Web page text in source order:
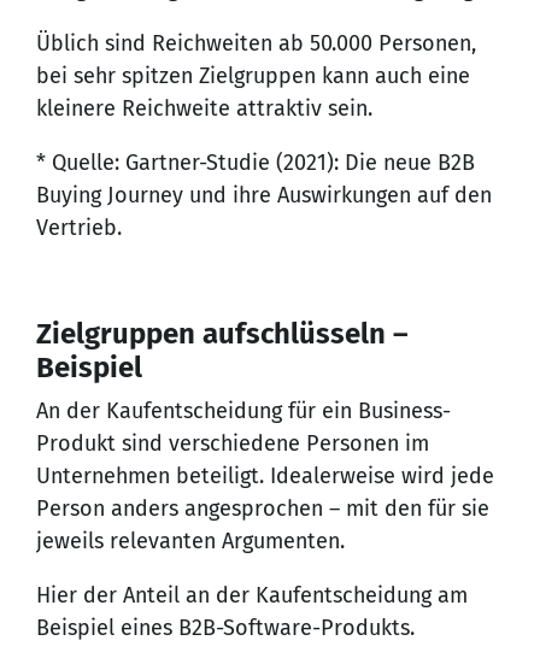
Üblich sind Reichweiten ab 50.000 Personen,
bei sehr spitzen Zielgruppen kann auch eine
kleinere Reichweite attraktiv sein.
* Quelle: Gartner-Studie (2021): Die neue B2B
Buying Journey und ihre Auswirkungen auf den
Vertrieb.
Zielgruppen aufschlüsseln –
Beispiel
An der Kaufentscheidung für ein Business-
Produkt sind verschiedene Personen im
Unternehmen beteiligt. Idealerweise wird jede
Person anders angesprochen – mit den für sie
jeweils relevanten Argumenten.
Hier der Anteil an der Kaufentscheidung am
Beispiel eines B2B-Software-Produkts.